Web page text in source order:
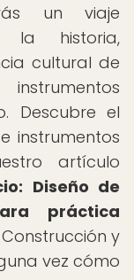
un viaje
historia,
cultural de
Descubre el
instrumentos
artículo
Diseño de
práctica
y
vez cómo